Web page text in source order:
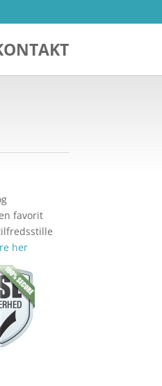
favorit
her